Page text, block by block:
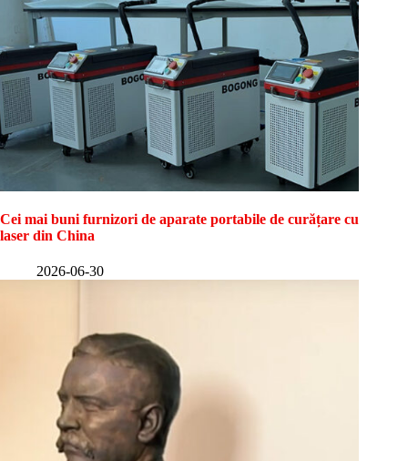
Cei mai buni furnizori de aparate portabile de curățare cu
laser din China
2026-06-30